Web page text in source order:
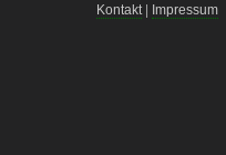
Kontakt| Impressum